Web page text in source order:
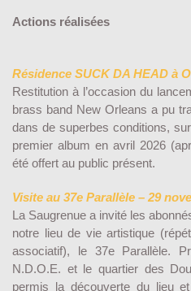
Actions réalisées
Résidence SUCK DA HEAD à
Restitution à l’occasion du
brass band New Orleans a pu
dans de superbes conditions,
premier album en avril 2026
été offert au public présent.
Visite au 37e Parallèle – 29
La Saugrenue a invité les
notre lieu de vie artistique
associatif), le 37e Parallèle.
N.D.O.E. et le quartier des
permis la découverte du lieu